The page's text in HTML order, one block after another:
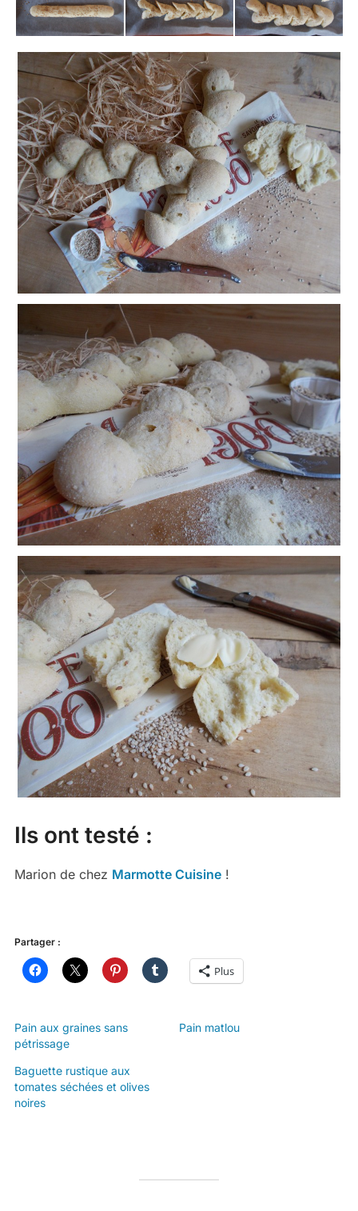
Ils ont testé :
Marion de chez Marmotte Cuisine!
Partager :
Plus
Pain aux graines sans
pétrissage
Pain matlou
Baguette rustique aux
tomates séchées et olives
noires